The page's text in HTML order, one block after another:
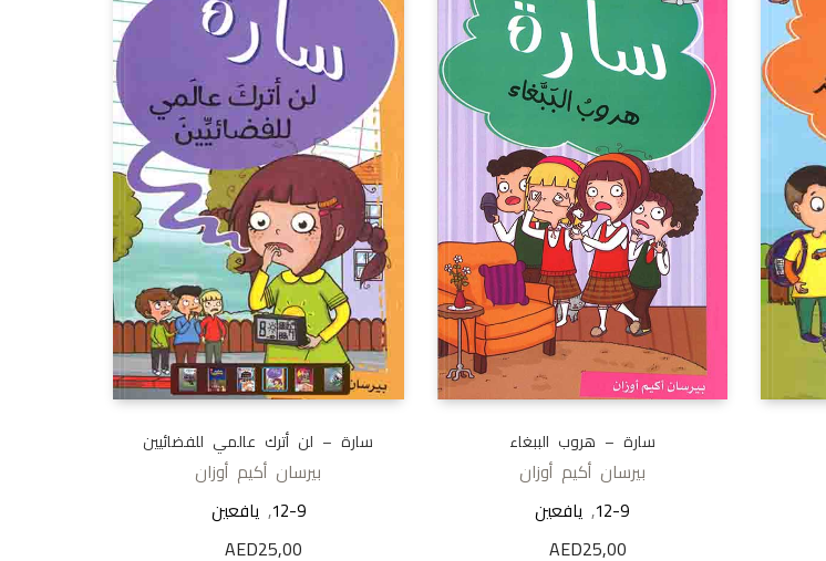
سارة – هروب الببغاء
بيرسان أكيم أوزان
12-9
, يافعين
AED25,00
سارة – لن أترك عالمي للفضائيين
بيرسان أكيم أوزان
12-9
,يافعين
AED25,00